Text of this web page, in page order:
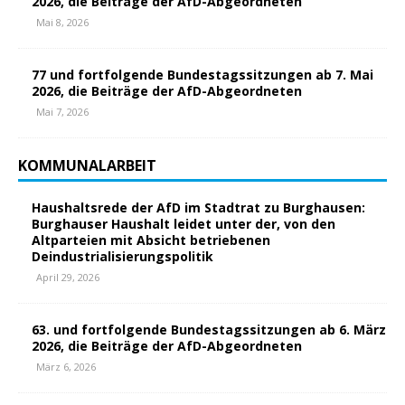
Mai 8, 2026
77 und fortfolgende Bundestagssitzungen ab 7. Mai
2026, die Beiträge der AfD-Abgeordneten
Mai 7, 2026
KOMMUNALARBEIT
Haushaltsrede der AfD im Stadtrat zu Burghausen:
Burghauser Haushalt leidet unter der, von den
Altparteien mit Absicht betriebenen
Deindustrialisierungspolitik
April 29, 2026
63. und fortfolgende Bundestagssitzungen ab 6. März
2026, die Beiträge der AfD-Abgeordneten
März 6, 2026